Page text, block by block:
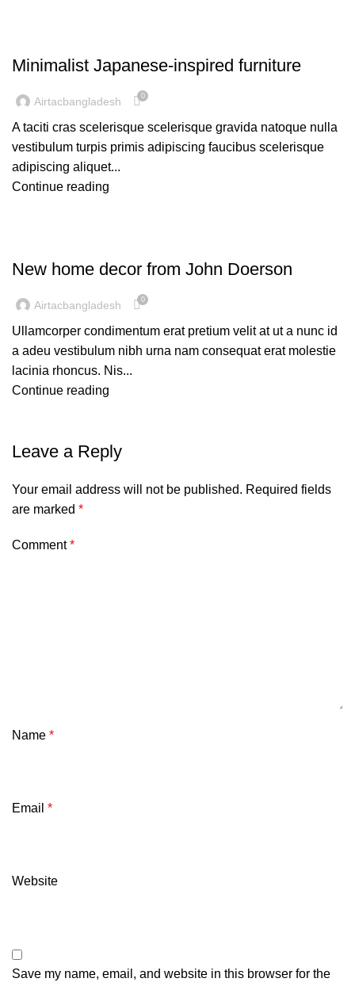
Minimalist Japanese-inspired furniture
Airtacbangladesh 0
A taciti cras scelerisque scelerisque gravida natoque nulla
vestibulum turpis primis adipiscing faucibus scelerisque
adipiscing aliquet...
Continue reading
New home decor from John Doerson
Airtacbangladesh 0
Ullamcorper condimentum erat pretium velit at ut a nunc id
a adeu vestibulum nibh urna nam consequat erat molestie
lacinia rhoncus. Nis...
Continue reading
Leave a Reply
Your email address will not be published. Required fields
are marked *
Comment*
Name *
Email *
Website
Save my name, email, and website in this browser for the